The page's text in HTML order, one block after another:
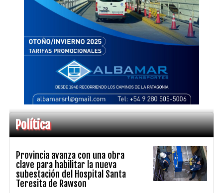
Política
Provincia avanza con una obra
clave para habilitar la nueva
subestación del Hospital Santa
Teresita de Rawson